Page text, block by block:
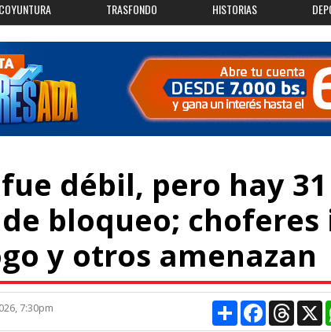
COYUNTURA TRASFONDO HISTORIAS
débil, pero hay 31
bloqueo; choferes
y otros amenazan
7:30pm CompartirFacebook X